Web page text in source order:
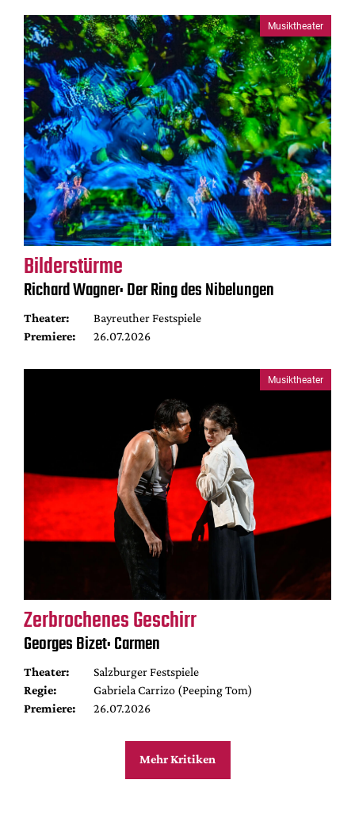
Musiktheater
Bilderstürme
Richard Wagner: Der Ring des Nibelungen
Theater:
Bayreuther Festspiele
Premiere:
26.07.2026
Musiktheater
Zerbrochenes Geschirr
Georges Bizet: Carmen
Theater:
Salzburger Festspiele
Regie:
Gabriela Carrizo (Peeping Tom)
Premiere:
26.07.2026
Mehr Kritiken